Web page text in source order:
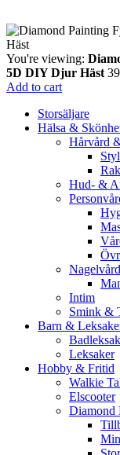
You're viewing:
5D DIY Djur Häst
Add to cart
Storsäljare
Hälsa &
Hårvård
Hud- &
Nagelvård
Intim
Smink &
Barn &
Leksaker
Hobby & Fritid
Walkie
Elscooter
Diamond